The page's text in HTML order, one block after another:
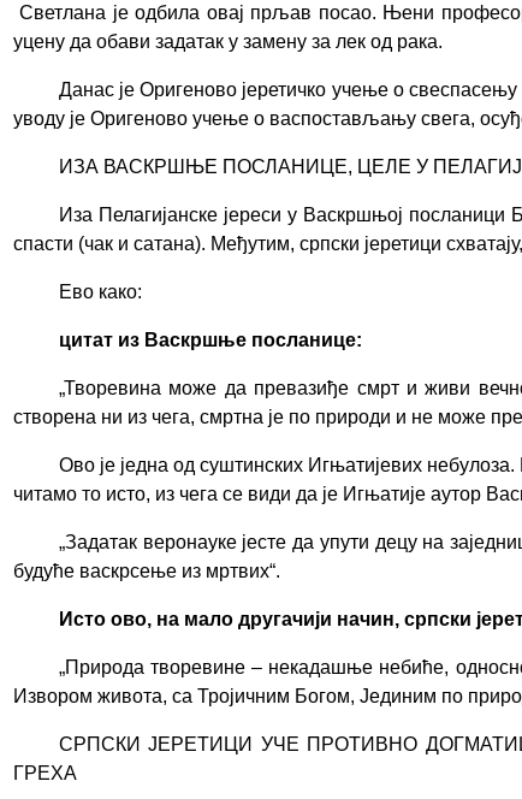
Светлана је одбила овај прљав посао. Њени
уцену да обави задатак у замену за лек од рака.
Данас је Оригеново јеретичко учење о
уводу је Оригеново учење о васпостављању свега,
ИЗА ВАСКРШЊЕ ПОСЛАНИЦЕ, ЦЕЛЕ У
Иза Пелагијанске јереси у Васкршњој посланици
спасти (чак и сатана). Међутим, српски јеретици
Ево како:
цитат из Васкршње посланице:
„Творевина може да превазиђе смрт и живи
створена ни из чега, смртна је по природи и не може
Ово је једна од суштинских Игњатијевих небулоза.
читамо то исто, из чега се види да је Игњатије аутор
„Задатак веронауке јесте да упути децу на
будуће васкрсење из мртвих“.
Исто ово, на мало другачији начин, српски
„П рирода творевине – некадашње небиће,
Извором живота, са Тројичним Богом, Јединим по
СРПСКИ ЈЕРЕТИЦИ УЧЕ ПРОТИВНО
ГРЕХА